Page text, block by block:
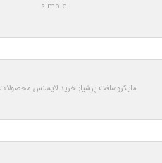
simple
مایکروسافت پرشیا: خرید لایسنس محصولات